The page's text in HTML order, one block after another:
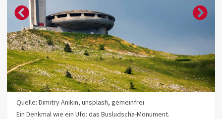
Quelle: Dimitry Anikin, unsplash, gemeinfrei
Ein Denkmal wie ein Ufo: das Busludscha-Monument.